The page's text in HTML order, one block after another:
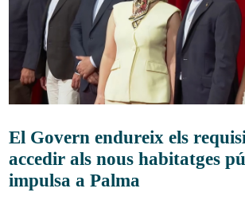
El Govern endureix els
accedir als nous habitatges
impulsa a Palma